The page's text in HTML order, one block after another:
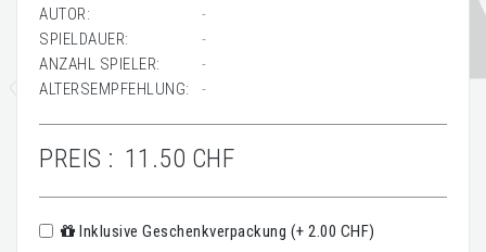
AUTOR:
-
SPIELDAUER:
-
ANZAHL SPIELER:
-
ALTERSEMPFEHLUNG:
-
PREIS : 11.50 CHF
Inklusive Geschenkverpackung (+ 2.00 CHF)